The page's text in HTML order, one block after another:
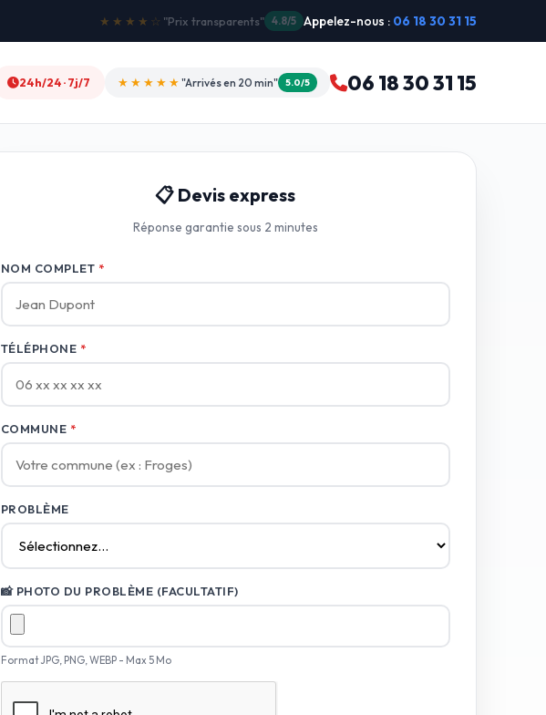
★★★★★ "Intervention dimanche" 5.0/5 Appelez-nous : 06 18 30 31 15
24h/24 · 7j/7 ★★★★★ "Arrivés en 20 min" 5.0/5 06 18 30 31 15
📋 Devis express
Réponse garantie sous 2 minutes
NOM COMPLET *
TÉLÉPHONE *
COMMUNE *
PROBLÈME
📸 PHOTO DU PROBLÈME (FACULTATIF)
Format JPG, PNG, WEBP - Max 5 Mo